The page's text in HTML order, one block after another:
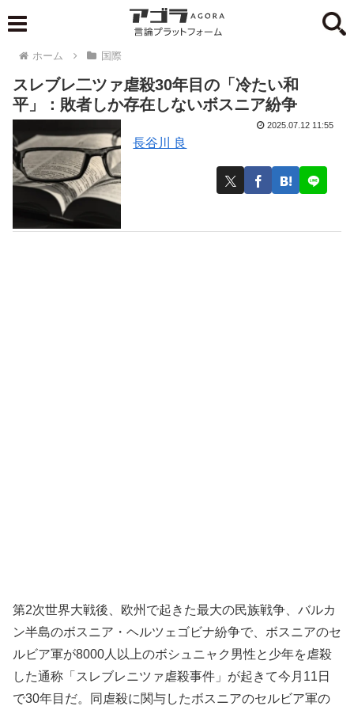
ホーム 国際
スレブレ二ツァ虐殺30年目の「冷たい和
平」：敗者しか存在しないボスニア紛争
長谷川 良
2025.07.12 11:55
第2次世界大戦後、欧州で起きた最大の民族戦争、バルカ
ン半島のボスニア・ヘルツェゴビナ紛争で、ボスニアのセ
ルビア軍が8000人以上のボシュニャク男性と少年を虐殺
した通称「スレブレニツァ虐殺事件」が起きて今月11日
で30年目だ。同虐殺に関与したボスニアのセルビア軍の